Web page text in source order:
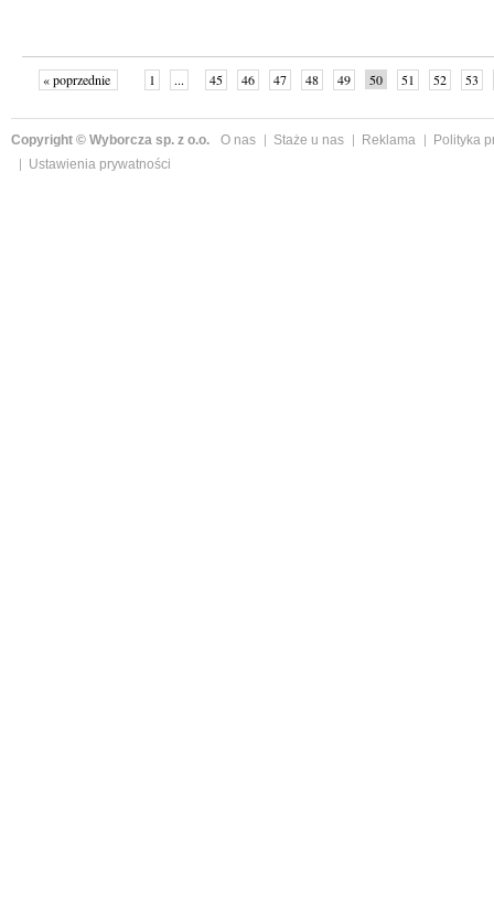
« poprzednie 1 ... 45 46 47 48 49 50 51 52
53
Copyright © Wyborcza sp. z o.o. O nas Staże u nas Reklama
Polityka
Ustawienia prywatności